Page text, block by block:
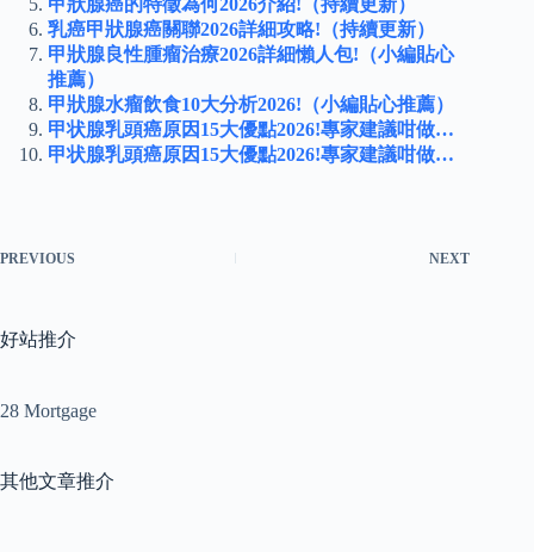
甲狀腺癌的特徵為何2026介紹!（持續更新）
乳癌甲狀腺癌關聯2026詳細攻略!（持續更新）
甲狀腺良性腫瘤治療2026詳細懶人包!（小編貼心
推薦）
甲狀腺水瘤飲食10大分析2026!（小編貼心推薦）
甲状腺乳頭癌原因15大優點2026!專家建議咁做…
甲状腺乳頭癌原因15大優點2026!專家建議咁做…
PREVIOUS NEXT
好站推介
28 Mortgage
其他文章推介